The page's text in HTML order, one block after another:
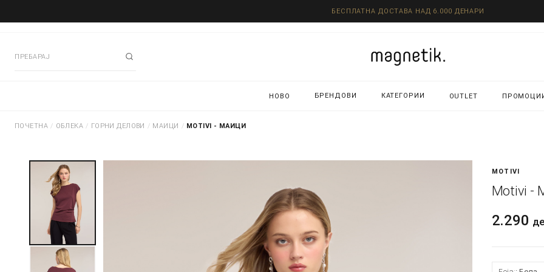
БЕСПЛАТНА ДОСТАВА НАД 6.000 ДЕНАРИ
НОВО БРЕНДОВИ КАТЕГОРИИ OUTLET
ПОЧЕТНА / ОБЛЕКА / ГОРНИ ДЕЛОВИ / МАИЦИ / MOTIVI - МАИЦИ
MOTIVI
Motivi -
2.290